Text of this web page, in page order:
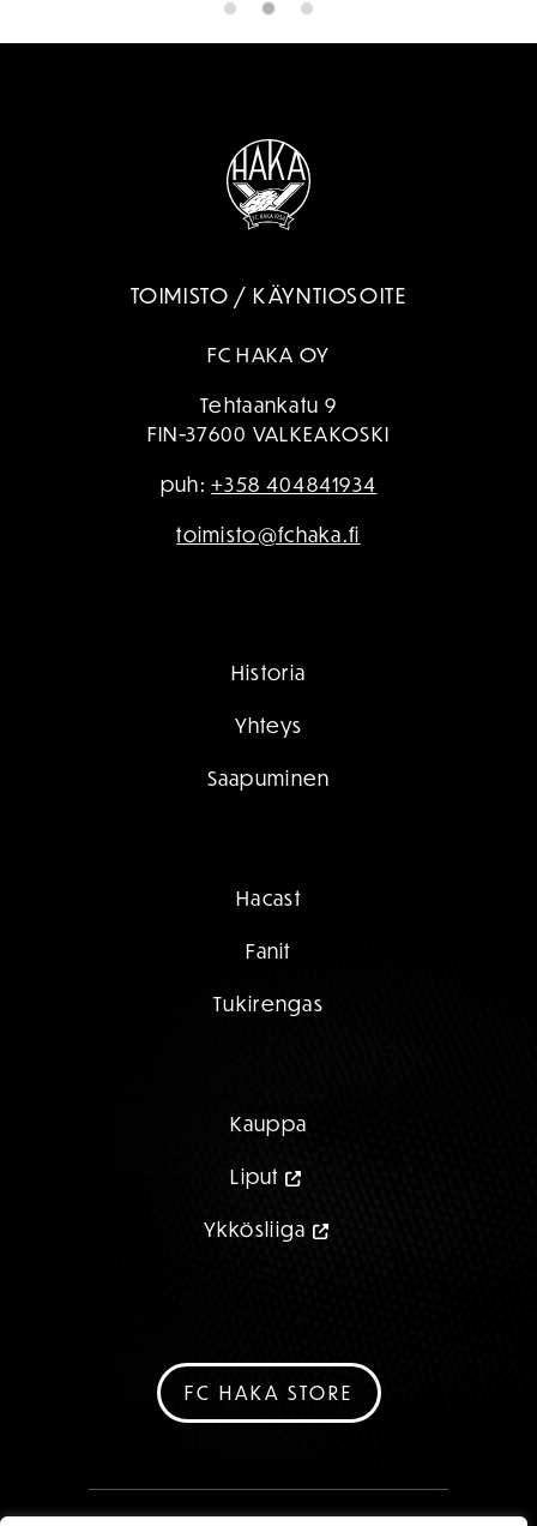
TOIMISTO / KÄYNTIOSOITE
FC HAKA OY
Tehtaankatu 9
FIN-37600 VALKEAKOSKI
puh:+358 404841934
toimisto@fchaka.fi
Historia
Yhteys
Saapuminen
Hacast
Fanit
Tukirengas
Kauppa
Liput
Ykkösliiga
FC HAKA STORE